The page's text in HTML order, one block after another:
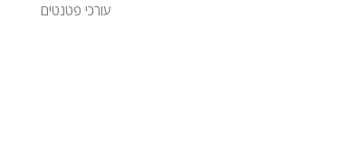
עורכי פטנטים